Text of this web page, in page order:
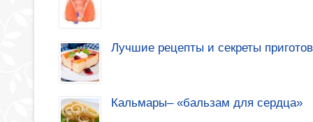
Лучшие рецепты и секреты
Кальмары– «бальзам для сердца»